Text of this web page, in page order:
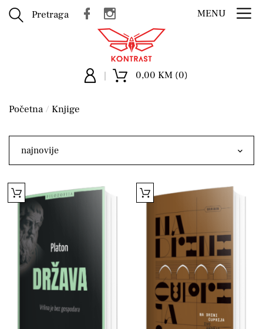
Pretraga MENU
0,00 KM (0)
Početna Knjige
najnovije